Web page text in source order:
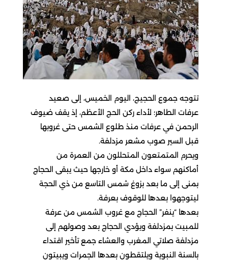
تتوجه جموع الحجيج، اليوم الخميس، إلى صعيد
عرفات الطاهر؛ لأداء ركن الحج الأعظم، إذ يقف ضيوف
الرحمن في عرفات منذ طلوع الشمس حتى غروبها
قبل السير صوب مشعر مزدلفة.
ويحرم المتمتعون المتحللون من العمرة من
أماكنهم سواء داخل مكة أو خارجها حيث يبقى الحجاج
بمنى إلى ما بعد بزوغ شمس التاسع من ذي الحجة
ليتوجهوا بعدها للوقوف بعرفة.
بعدها “ينفر” الحجاج مع غروب الشمس من عرفة
للمبيت بمزدلفة ويؤدي الحجاج بعد وصولهم إلى
مزدلفة صلاتي المغرب والعشاء جمع تأخير اقتداء
بالسنة النبوية ويلتقطون بعدها الجمرات ويبيتون